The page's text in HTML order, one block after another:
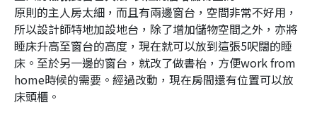
原則的主人房太細，而且有兩邊窗台，空間非常不好用，
所以設計師特地加設地台，除了增加儲物空間之外，亦將
睡床升高至窗台的高度，現在就可以放到這張5呎闊的睡
床。至於另一邊的窗台，就改了做書枱，方便work from
home時候的需要。經過改動，現在房間還有位置可以放
床頭櫃。